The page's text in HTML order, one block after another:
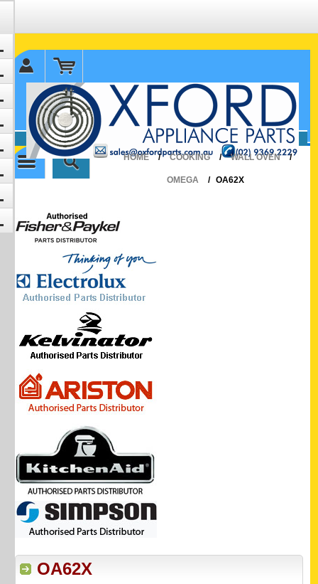
✉ sales@oxfordparts.com.au
☎0293692229 0491024287
HOME
/ COOKING / WALL OVEN /
OMEGA / OA62X
OA62X